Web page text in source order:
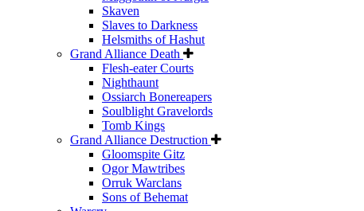
Skaven
Slaves to Darkness
Helsmiths of Hashut
Grand Alliance Death
Flesh-eater Courts
Nighthaunt
Ossiarch Bonereapers
Soulblight Gravelords
Tomb Kings
Grand Alliance Destruction
Gloomspite Gitz
Ogor Mawtribes
Orruk Warclans
Sons of Behemat